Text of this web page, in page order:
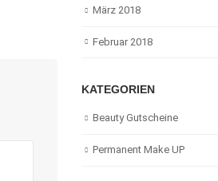
März 2018
Februar 2018
KATEGORIEN
Beauty Gutscheine
Permanent Make UP